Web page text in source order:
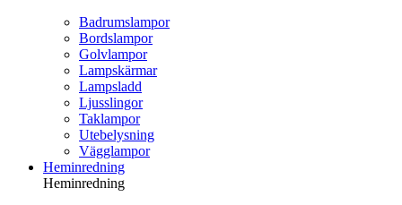
Badrumslampor
Bordslampor
Golvlampor
Lampskärmar
Lampsladd
Ljusslingor
Taklampor
Utebelysning
Vägglampor
Heminredning
Heminredning